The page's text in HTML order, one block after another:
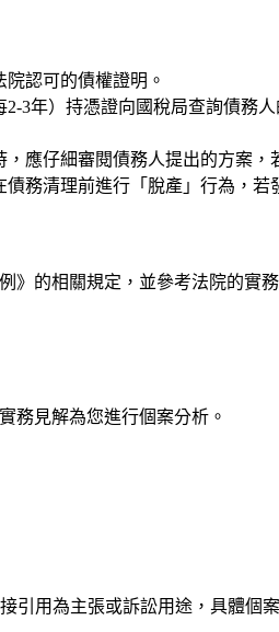
認可的債權證明。
3年）持憑證向國稅局查詢債務
應仔細審閱債務人提出的方案
務清理前進行「脫產」行為，
的相關規定，並參考法院的實
務見解為您進行個案分析。
引用為主張或訴訟用途，具體個